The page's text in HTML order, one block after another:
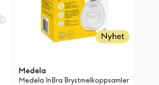
Medela
Medela InBra Brystmelkoppsamler